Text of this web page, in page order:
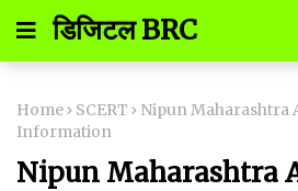
डिजिटल BRC
Home SCERT
Nipun Maharashtra
Information
Nipun Maharashtra